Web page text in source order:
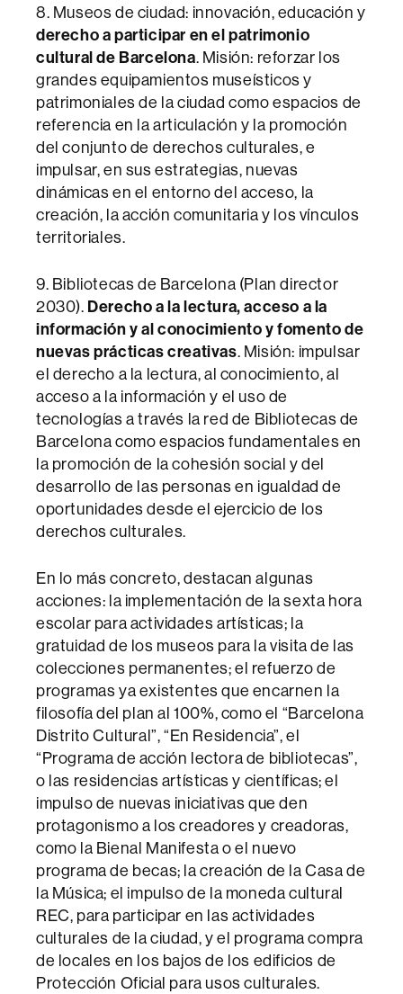
8. Museos de ciudad: innovación, educación y
derecho a participar en el patrimonio
cultural de Barcelona. Misión: reforzar los
grandes equipamientos museísticos y
patrimoniales de la ciudad como espacios de
referencia en la articulación y la promoción
del conjunto de derechos culturales, e
impulsar, en sus estrategias, nuevas
dinámicas en el entorno del acceso, la
creación, la acción comunitaria y los vínculos
territoriales.
9. Bibliotecas de Barcelona (Plan director
2030). Derecho a la lectura, acceso a la
información y al conocimiento y fomento de
nuevas prácticas creativas. Misión: impulsar
el derecho a la lectura, al conocimiento, al
acceso a la información y el uso de
tecnologías a través la red de Bibliotecas de
Barcelona como espacios fundamentales en
la promoción de la cohesión social y del
desarrollo de las personas en igualdad de
oportunidades desde el ejercicio de los
derechos culturales.
En lo más concreto, destacan algunas
acciones: la implementación de la sexta hora
escolar para actividades artísticas; la
gratuidad de los museos para la visita de las
colecciones permanentes; el refuerzo de
programas ya existentes que encarnen la
filosofía del plan al 100%, como el “Barcelona
Distrito Cultural”, “En Residencia”, el
“Programa de acción lectora de bibliotecas”,
o las residencias artísticas y científicas; el
impulso de nuevas iniciativas que den
protagonismo a los creadores y creadoras,
como la Bienal Manifesta o el nuevo
programa de becas; la creación de la Casa de
la Música; el impulso de la moneda cultural
REC, para participar en las actividades
culturales de la ciudad, y el programa compra
de locales en los bajos de los edificios de
Protección Oficial para usos culturales.